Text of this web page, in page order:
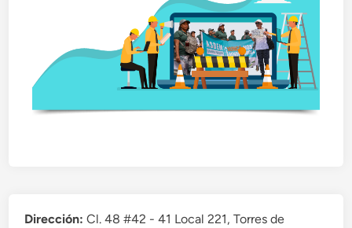
Dirección:Cl. 48 #42 - 41 Local 221, Torres de